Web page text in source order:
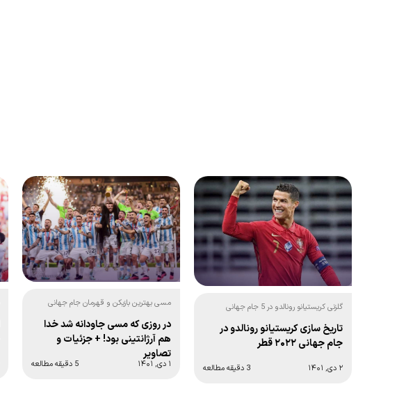
گلزنی کریستیانو رونالدو در 5 جام جهانی
تاریخ سازی کریستیانو رونالدو در
جام جهانی ۲۰۲۲ قطر
۲ دی, ۱۴۰۱ 3 دقیقه مطالعه
مسی بهترین بازیکن و قهرمان جام جهانی
در روزی که مسی جاودانه شد خدا
هم آرژانتینی بود! + جزئیات و
تصاویر
۱ دی, ۱۴۰۱ 5 دقیقه مطالعه